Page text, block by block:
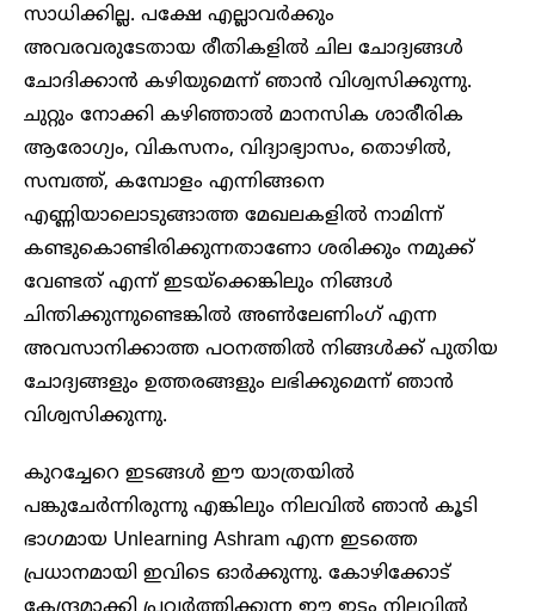
സാധിക്കില്ല. പക്ഷേ എല്ലാവർക്കും
അവരവരുടേതായ രീതികളിൽ ചില ചോദ്യങ്ങൾ
ചോദിക്കാൻ കഴിയുമെന്ന് ഞാൻ വിശ്വസിക്കുന്നു.
ചുറ്റും നോക്കി കഴിഞ്ഞാൽ മാനസിക ശാരീരിക
ആരോഗ്യം, വികസനം, വിദ്യാഭ്യാസം, തൊഴിൽ,
സമ്പത്ത്, കമ്പോളം എന്നിങ്ങനെ
എണ്ണിയാലൊടുങ്ങാത്ത മേഖലകളിൽ നാമിന്ന്
കണ്ടുകൊണ്ടിരിക്കുന്നതാണോ ശരിക്കും നമുക്ക്
വേണ്ടത് എന്ന് ഇടയ്ക്കെങ്കിലും നിങ്ങൾ
ചിന്തിക്കുന്നുണ്ടെങ്കിൽ അൺലേണിംഗ് എന്ന
അവസാനിക്കാത്ത പഠനത്തിൽ നിങ്ങൾക്ക് പുതിയ
ചോദ്യങ്ങളും ഉത്തരങ്ങളും ലഭിക്കുമെന്ന് ഞാൻ
വിശ്വസിക്കുന്നു.
കുറച്ചേറെ ഇടങ്ങൾ ഈ യാത്രയിൽ
പങ്കുചേർന്നിരുന്നു എങ്കിലും നിലവിൽ ഞാൻ കൂടി
ഭാഗമായ Unlearning Ashram എന്ന ഇടത്തെ
പ്രധാനമായി ഇവിടെ ഓർക്കുന്നു. കോഴിക്കോട്